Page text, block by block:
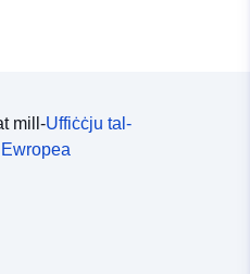
mill-Uffiċċju tal-